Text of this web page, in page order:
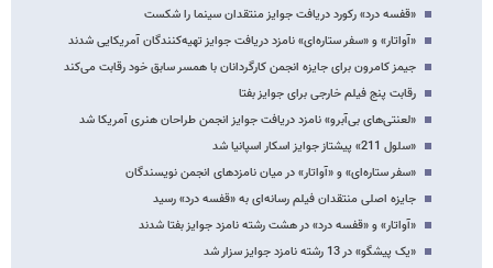
«قفسه درد»‌ رکورد دریافت جوایز منتقدان سینما را شکست
«آواتار» و «سفر ستاره‌ای» نامزد دریافت جوایز تهیه‌کنندگان آمریکایی شدند
جیمز کامرون برای جایزه انجمن کارگردانان با همسر سابق خود رقابت می‌کند
رقابت پنج فیلم خارجی برای جوایز بفتا
«لعنتی‌های بی‌آبرو» نامزد دریافت جوایز انجمن طراحان هنری آمریکا شد
«سلول 211» پیشتاز جوایز اسکار اسپانیا شد
«سفر ستاره‌ای» و «آواتار» در میان نامزدهای انجمن نویسندگان
جایزه اصلی منتقدان فیلم رسانه‌ای به «قفسه درد» رسید
«آواتار» و «قفسه درد» در هشت رشته نامزد جوایز بفتا شدند
«یک پیشگو» در 13 رشته نامزد جوایز سزار شد